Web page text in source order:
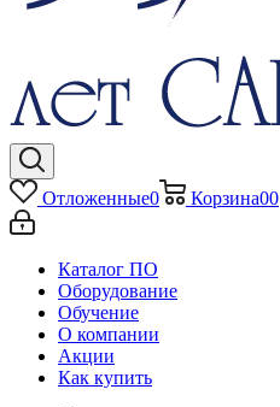
Отложенные0 Корзина00
Каталог ПО
Оборудование
Обучение
О компании
Акции
Как купить